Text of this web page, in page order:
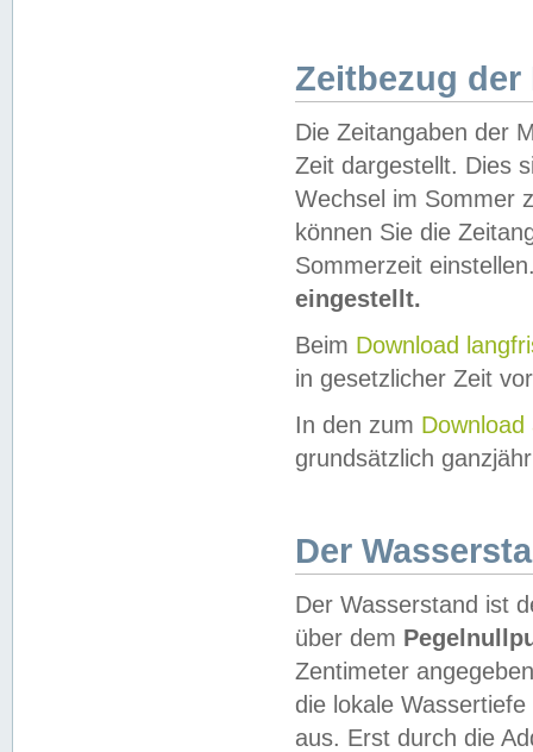
Zeitbezug der
Die Zeitangaben der
Zeit dargestellt. Dies
Wechsel im Sommer
können Sie die
Sommerzeit
eingestellt.
Beim Download
in gesetzlicher Zeit
In den zum Download
grundsätzlich
Der
Der Wasserstand ist
über dem
Zentimeter
die lokale
aus. Erst durch die